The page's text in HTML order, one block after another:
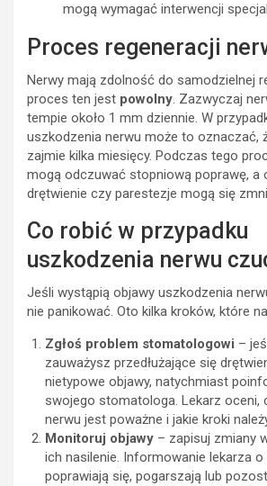
mogą wymagać interwencji
Proces regeneracji
Nerwy mają zdolność do samodzielnej
proces ten jest powolny. Zazwyczaj
tempie około 1 mm dziennie. W
uszkodzenia nerwu może to oznaczać,
zajmie kilka miesięcy. Podczas tego
mogą odczuwać stopniową poprawę, a
drętwienie czy parestezje mogą się
Co robić w przypadku
uszkodzenia nerwu
Jeśli wystąpią objawy uszkodzenia
nie panikować. Oto kilka kroków, które
Zgłoś problem stomatologowi –
zauważysz przedłużające się
nietypowe objawy, natychmiast
swojego stomatologa. Lekarz oceni,
nerwu jest poważne i jakie kroki
Monitoruj objawy – zapisuj zmiany
ich nasilenie. Informowanie lekarza
poprawiają się, pogarszają lub